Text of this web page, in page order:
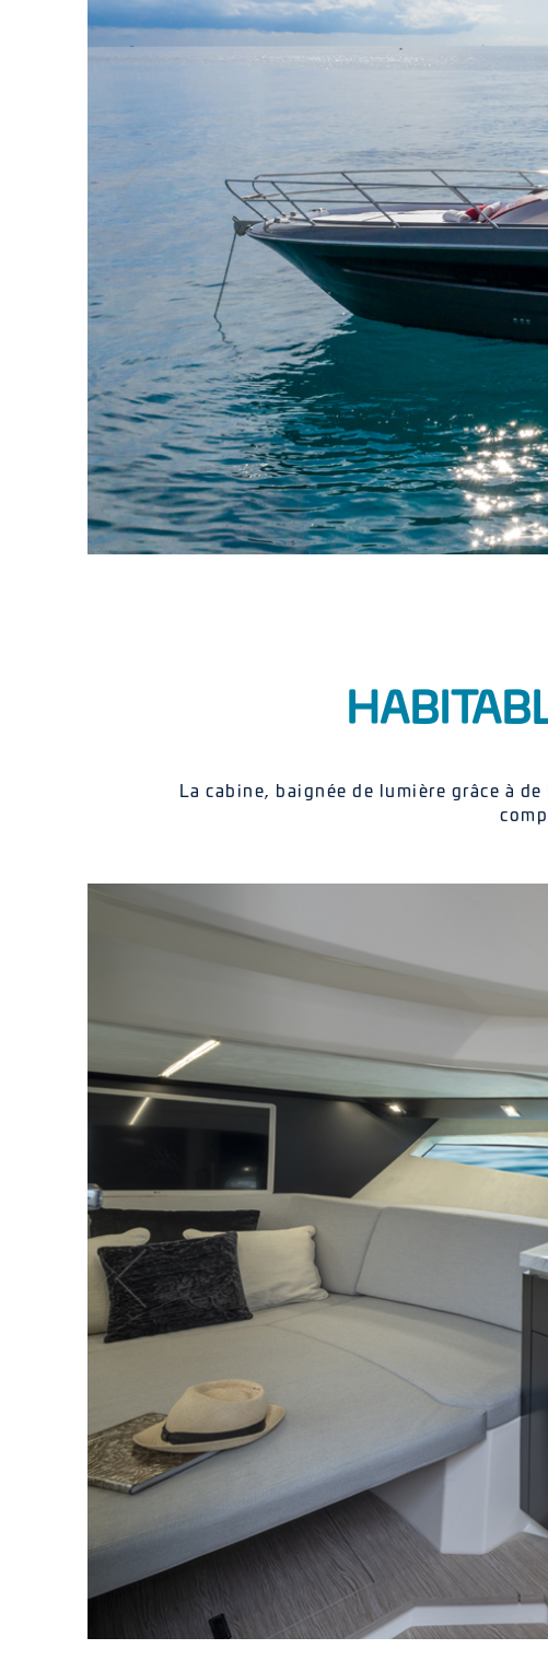
La cabine, baignée de lumière grâce à